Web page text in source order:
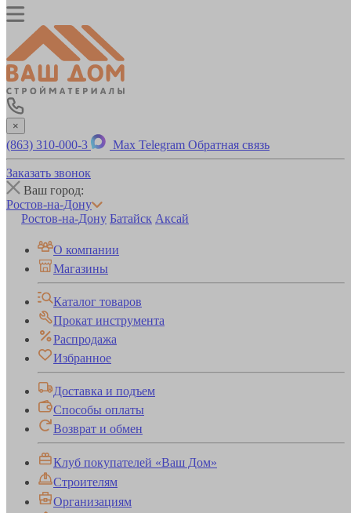
×
(863) 310-000-3 Max Telegram Обратная связь
Заказать звонок
Ваш город:
Ростов-на-Дону
Ростов-на-Дону Батайск Аксай
О компании
Магазины
Каталог товаров
Прокат инструмента
Распродажа
Избранное
Доставка и подъем
Способы оплаты
Возврат и обмен
Клуб покупателей «Ваш Дом»
Строителям
Организациям